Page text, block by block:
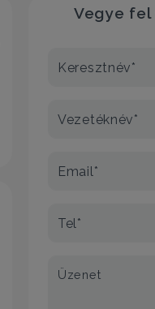
Vegye fel
Keresztnév*
Vezetéknév*
Email*
Tel*
Üzenet